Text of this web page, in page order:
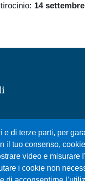
14
di terze parti, per
il tuo consenso,
video e misurare
i cookie non